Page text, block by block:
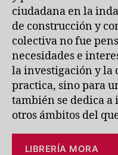
ciudadana en la
de construcción y
colectiva no fue
necesidades e
la investigación y la
practica, sino para
también se dedica a
otros ámbitos del
LIBRERÍA MORA